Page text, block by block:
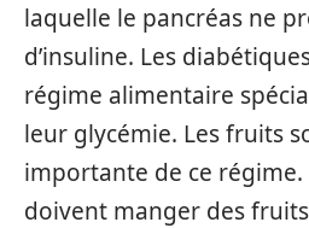
laquelle le pancréas ne
d’insuline. Les
régime alimentaire
leur glycémie. Les fruits
importante de ce
doivent manger des